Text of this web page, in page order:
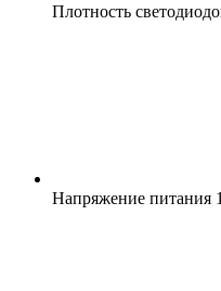
Плотность
Напряжение питания